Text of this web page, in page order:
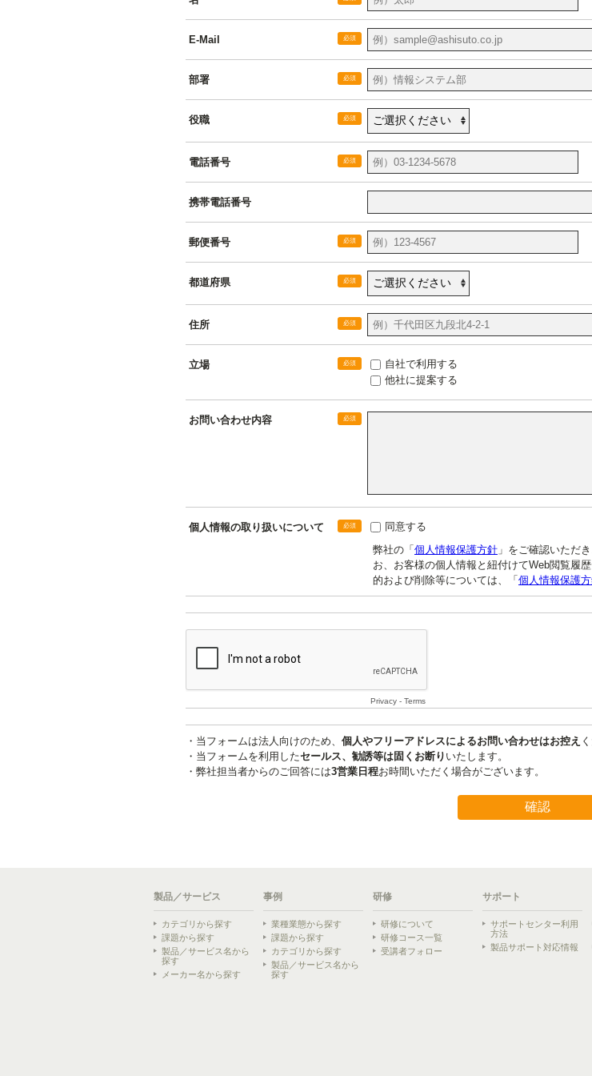
製品／サービス
カテゴリから探す
課題から探す
製品／サービス名から
探す
メーカー名から探す
事例
業種業態から探す
課題から探す
カテゴリから探す
製品／サービス名から
探す
研修
研修について
研修コース一覧
受講者フォロー
サポート
サポートセンター利用
方法
製品サポート対応情報